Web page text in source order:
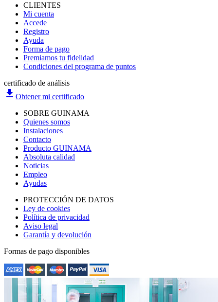
CLIENTES
Mi cuenta
Accede
Registro
Ayuda
Forma de pago
Premiamos tu fidelidad
Condiciones del programa de puntos
certificado de análisis
file_download Obtener mi certificado
SOBRE GUINAMA
Quienes somos
Instalaciones
Contacto
Producto GUINAMA
Absoluta calidad
Noticias
Empleo
Ayudas
PROTECCIÓN DE DATOS
Ley de cookies
Política de privacidad
Aviso legal
Garantía y devolución
Formas de pago disponibles